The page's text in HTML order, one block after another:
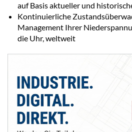
auf Basis aktueller und
Kontinuierliche
Management Ihrer
die Uhr, weltweit